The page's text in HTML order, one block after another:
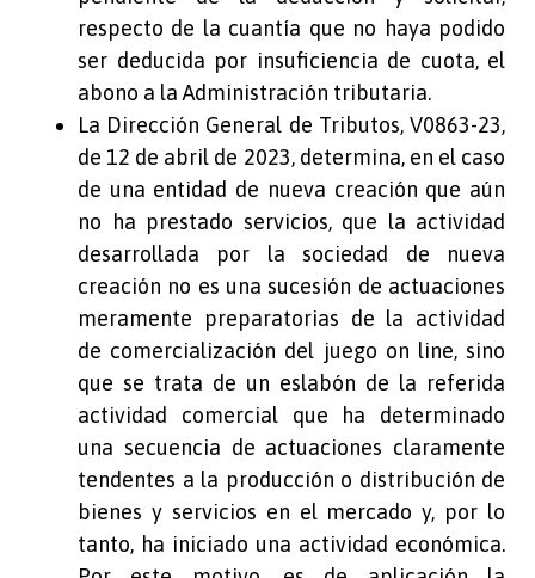
respecto de la cuantía que no haya podido
ser deducida por insuficiencia de cuota, el
abono a la Administración tributaria.
La Dirección General de Tributos, V0863-23,
de 12 de abril de 2023, determina, en el caso
de una entidad de nueva creación que aún
no ha prestado servicios, que la actividad
desarrollada por la sociedad de nueva
creación no es una sucesión de actuaciones
meramente preparatorias de la actividad
de comercialización del juego on line, sino
que se trata de un eslabón de la referida
actividad comercial que ha determinado
una secuencia de actuaciones claramente
tendentes a la producción o distribución de
bienes y servicios en el mercado y, por lo
tanto, ha iniciado una actividad económica.